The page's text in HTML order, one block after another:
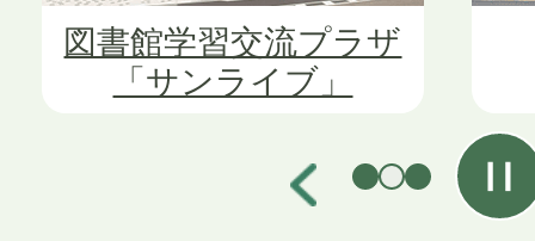
ス
図書館学習交流プラザ
「サンライブ」
イ
ド